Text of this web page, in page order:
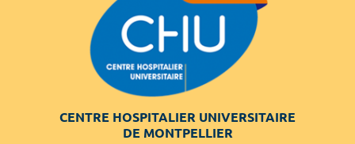
CENTRE HOSPITALIER UNIVERSITAIRE
DE MONTPELLIER